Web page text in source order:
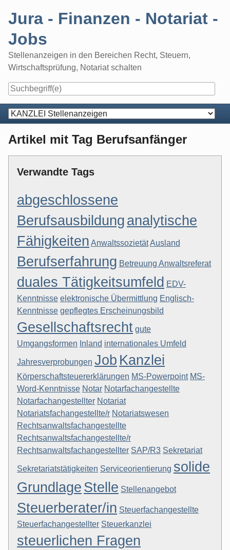
Jura - Finanzen - Notariat -
Jobs
Stellenanzeigen in den Bereichen Recht, Steuern,
Wirtschaftsprüfung, Notariat schalten
Navigation
Artikel mit Tag Berufsanfänger
Verwandte Tags
abgeschlossene
Berufsausbildung analytische
Fähigkeiten AnwaltssozietätAusland
Berufserfahrung Betreuung Anwaltsreferat
duales Tätigkeitsumfeld EDV-
Kenntnisse elektronische Übermittlung Englisch-
Kenntnisse gepflegtes Erscheinungsbild
Gesellschaftsrecht gute
Umgangsformen Inland internationales Umfeld
Jahresverprobungen Job Kanzlei
Körperschaftsteuererklärungen MS-Powerpoint MS-
Word-Kenntnisse Notar Notarfachangestellte
Notarfachangestellter Notariat
Notariatsfachangestellte/r Notariatswesen
Rechtsanwaltsfachangestellte
Rechtsanwaltsfachangestellte/r
Rechtsanwaltsfachangestellter SAP/R3 Sekretariat
Sekretariatstätigkeiten Serviceorientierung solide
Grundlage Stelle Stellenangebot
Steuerberater/in Steuerfachangestellte
Steuerfachangestellter Steuerkanzlei
steuerlichen Fragen